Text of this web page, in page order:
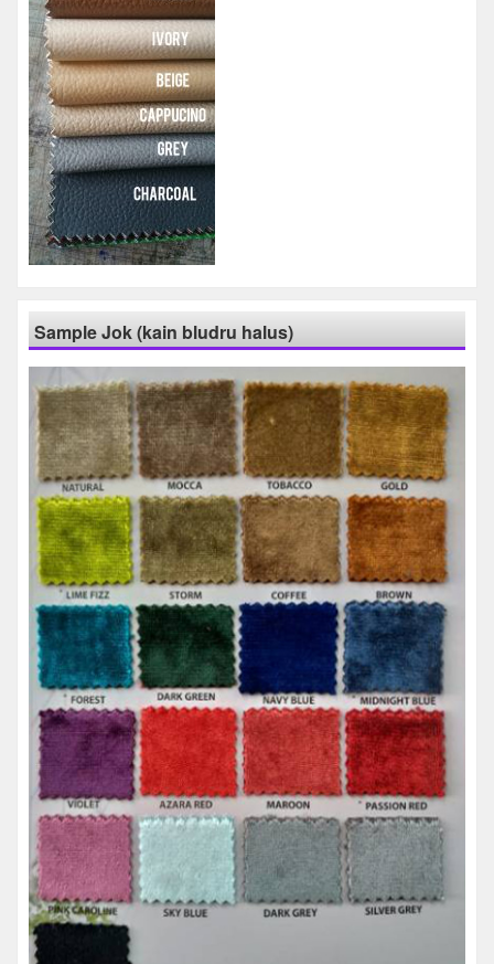
Sample Jok (kain bludru halus)